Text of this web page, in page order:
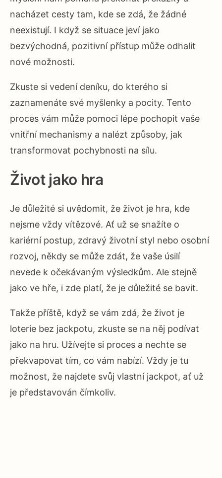
nacházet cesty tam, kde se zdá, že žádné
neexistují. I když se situace jeví jako
bezvýchodná, pozitivní přístup může odhalit
nové možnosti.
Zkuste si vedení deníku, do kterého si
zaznamenáte své myšlenky a pocity. Tento
proces vám může pomoci lépe pochopit vaše
vnitřní mechanismy a nalézt způsoby, jak
transformovat pochybnosti na sílu.
Život jako hra
Je důležité si uvědomit, že život je hra, kde
nejsme vždy vítězové. Ať už se snažíte o
kariérní postup, zdravý životní styl nebo osobní
rozvoj, někdy se může zdát, že vaše úsilí
nevede k očekávaným výsledkům. Ale stejně
jako ve hře, i zde platí, že je důležité se bavit.
Takže příště, když se vám zdá, že život je
loterie bez jackpotu, zkuste se na něj podívat
jako na hru. Užívejte si proces a nechte se
překvapovat tím, co vám nabízí. Vždy je tu
možnost, že najdete svůj vlastní jackpot, ať už
je představován čímkoliv.